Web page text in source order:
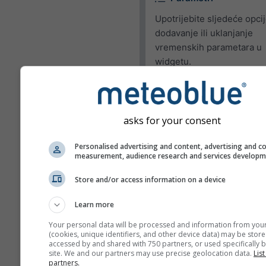
Upotrijebite sljedeće
dodavanje ili uklanjanje
vremenskih parametara u
widgetu.
Piktogram
Brzina vjetra
Relativna vlažnost
Oborine
asks for your consent
Personalised advertising and content, advertising and
measurement, audience research and services
Store and/or access information on a device
Learn more
Your personal data will be processed and information from
(cookies, unique identifiers, and other device data) may be
accessed by and shared with 750 partners, or used specifically
site. We and our partners may use precise geolocation data.
partners.